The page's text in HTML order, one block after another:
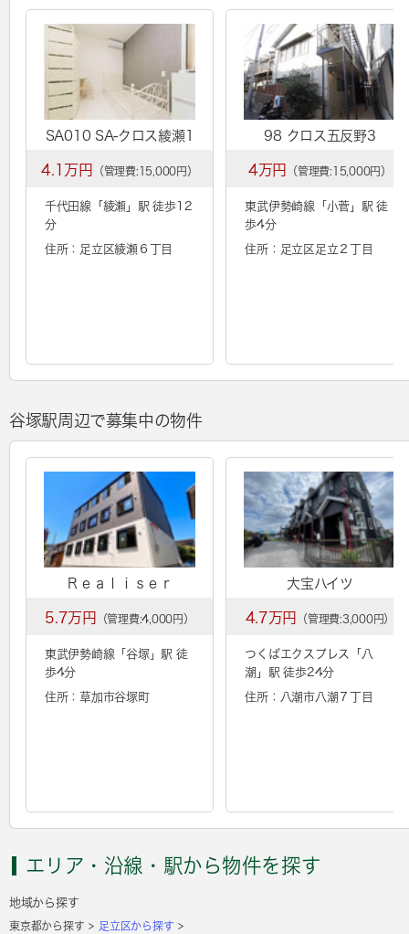
SA010 SA-クロス綾瀬1
4.1万円 （管理費:15,000円）
千代田線「 綾瀬 」駅 徒歩12
分
住所：足立区綾瀬６丁目
98 クロス五反野3
4万円 （管理費:15,000円）
東武伊勢崎線「 小菅 」駅 徒
歩4分
住所：足立区足立２丁目
谷塚駅周辺で募集中の物件
Ｒｅａｌｉｓｅｒ
5.7万円 （管理費:4,000円）
東武伊勢崎線「谷塚 」駅 徒
歩4分
住所：草加市谷塚町
大宝ハイツ
4.7万円 （管理費:3,000円）
つくばエクスプレス「 八
潮 」駅 徒歩24分
住所：八潮市八潮７丁目
エリア・沿線・駅から物件を探す
地域から探す
東京都から探す 足立区から探す